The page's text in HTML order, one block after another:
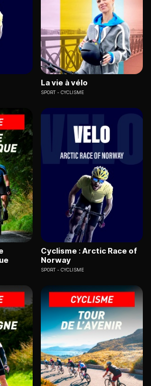
La vie à vélo
SPORT CYCLISME
Cyclisme : Arctic Race of
Norway
SPORT CYCLISME